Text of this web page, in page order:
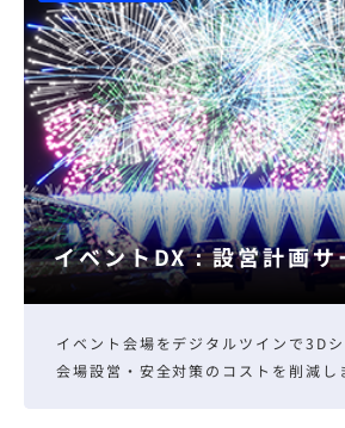
イベントDX：設営計画サ
イベント会場をデジタルツインで3Dシ
会場設営・安全対策のコストを削減し